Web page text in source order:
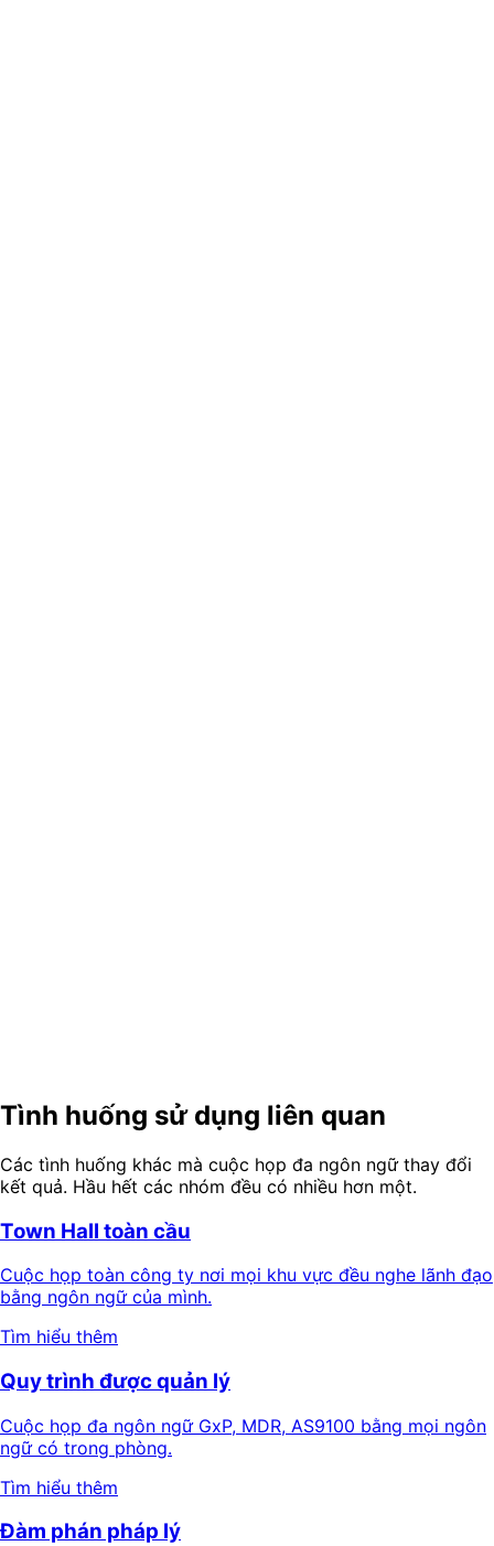
Tình huống sử dụng liên quan
Các tình huống khác mà cuộc họp đa ngôn ngữ thay đổi
kết quả. Hầu hết các nhóm đều có nhiều hơn một.
Town Hall toàn cầu
Cuộc họp toàn công ty nơi mọi khu vực đều nghe lãnh đạo
bằng ngôn ngữ của mình.
Tìm hiểu thêm
Quy trình được quản lý
Cuộc họp đa ngôn ngữ GxP, MDR, AS9100 bằng mọi ngôn
ngữ có trong phòng.
Tìm hiểu thêm
Đàm phán pháp lý